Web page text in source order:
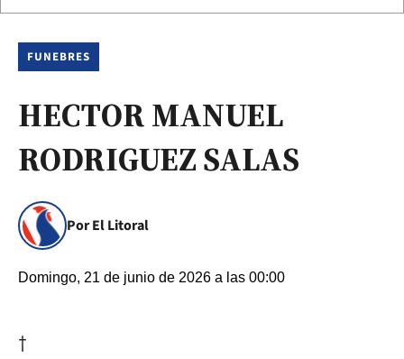
FUNEBRES
HECTOR MANUEL
RODRIGUEZ SALAS
Por El Litoral
Domingo, 21 de junio de 2026 a las 00:00
†